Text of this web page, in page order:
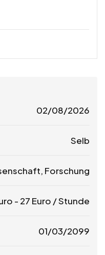
02/08/2026
Selb
Forschung
- 27 Euro / Stunde
01/03/2099